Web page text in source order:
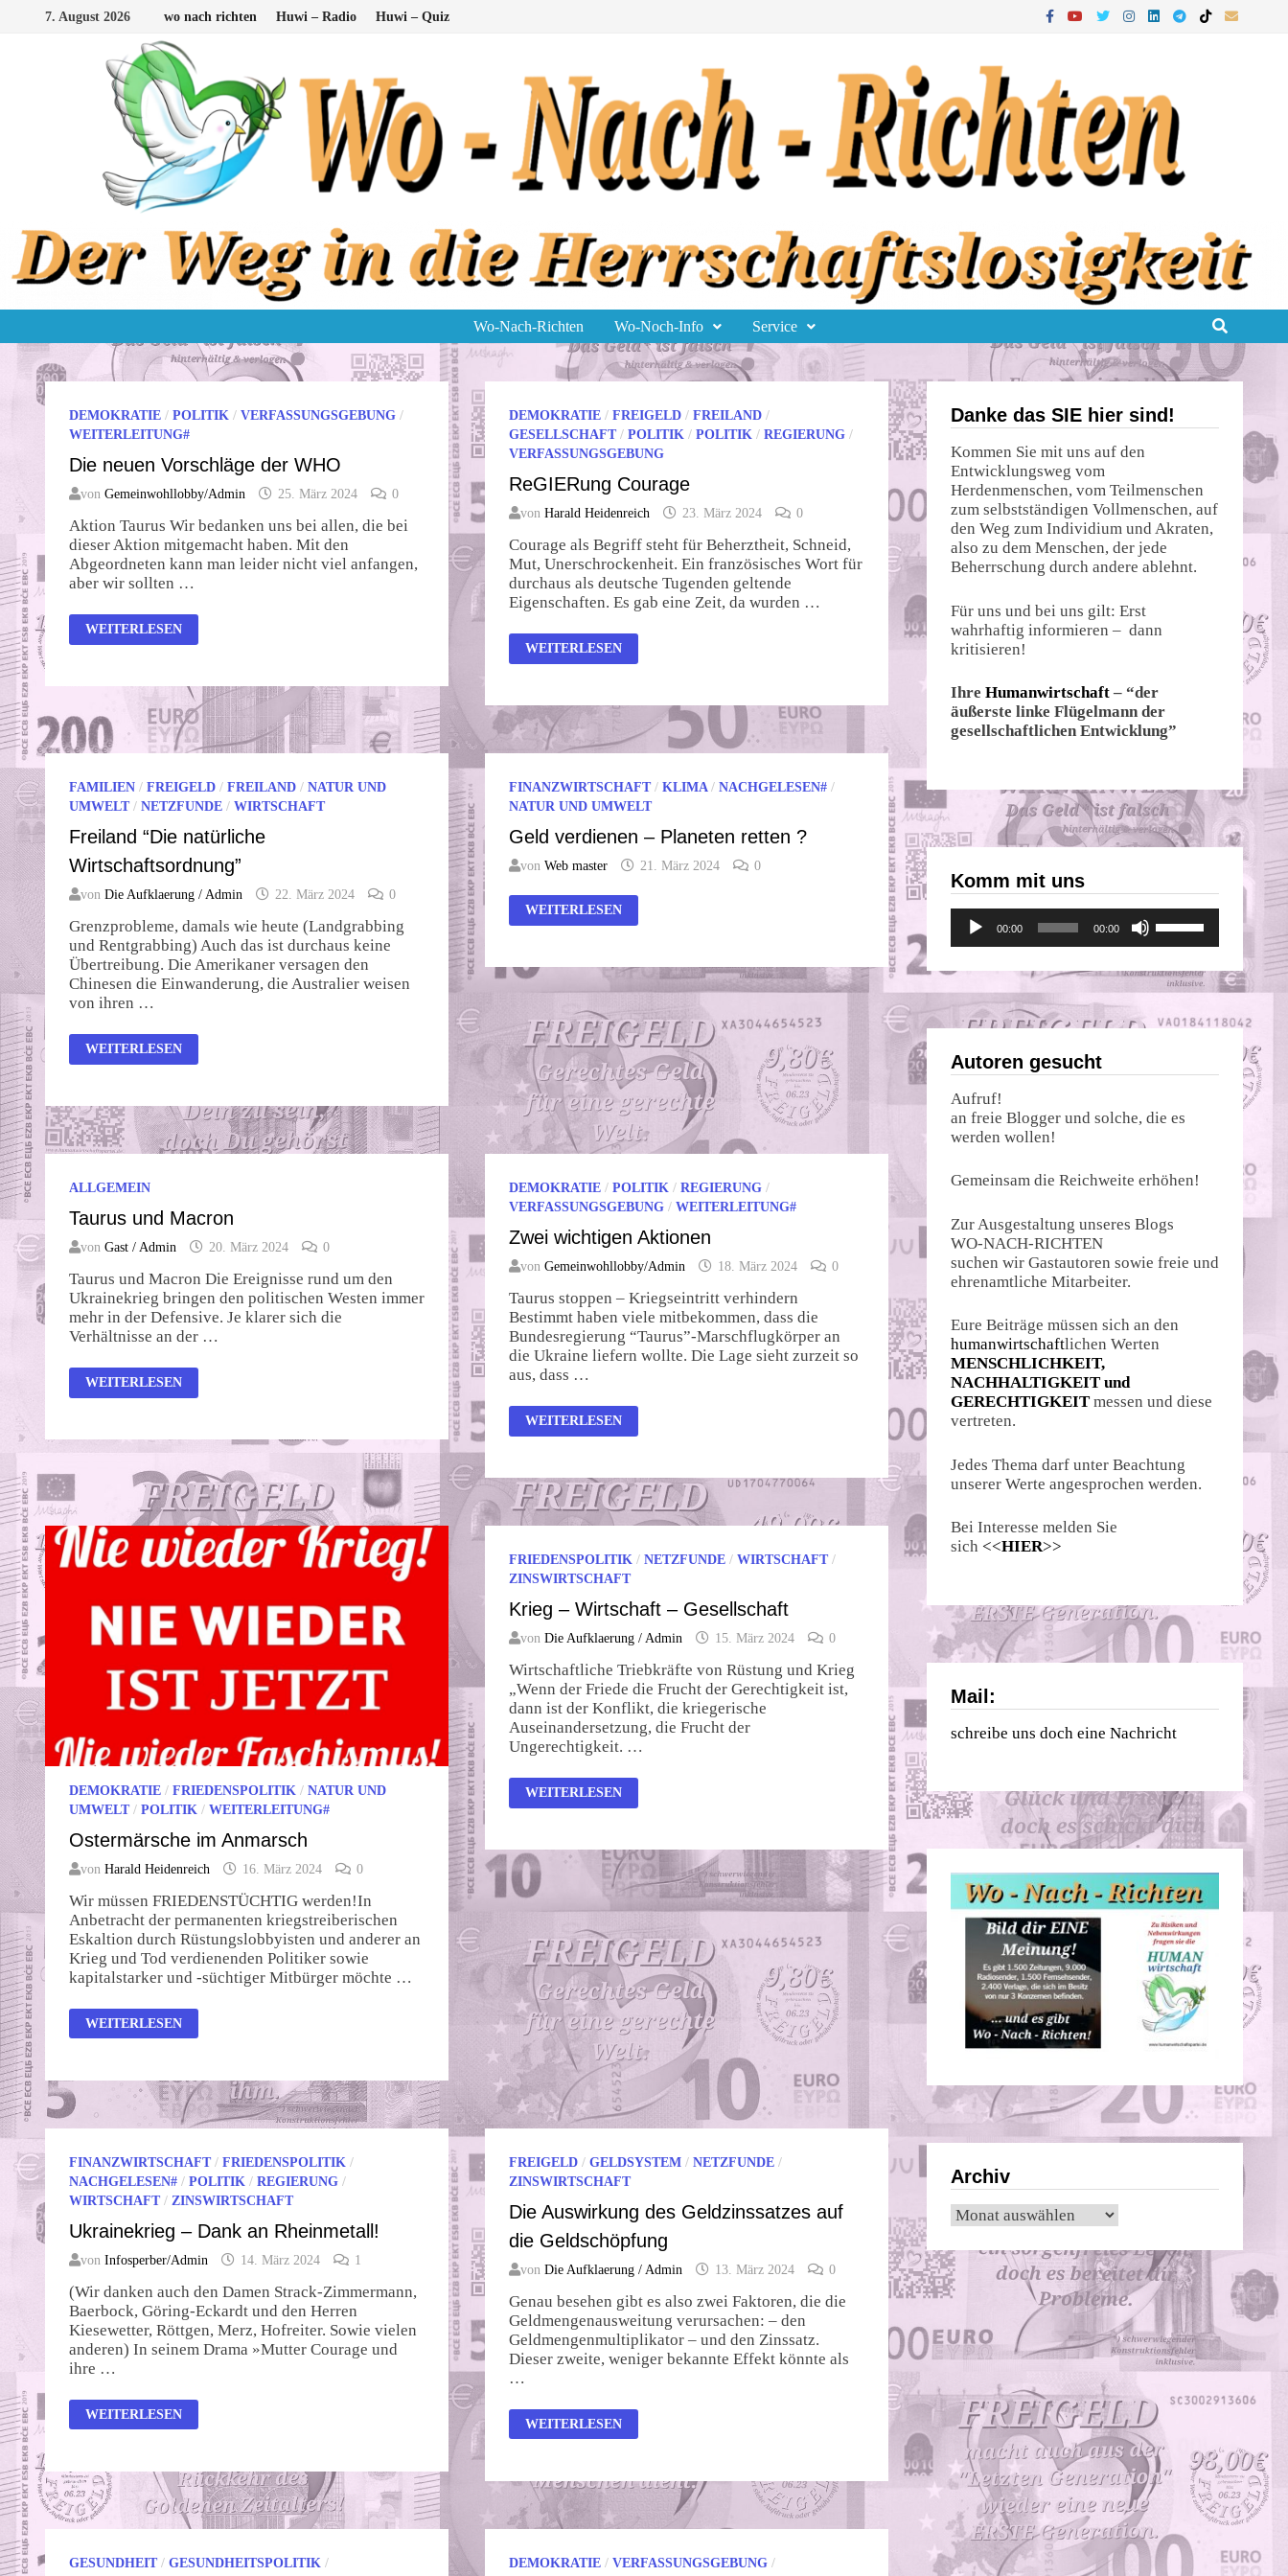
7. August 2026 wo nach richten Huwi – Radio Huwi – Quiz
Wo-Nach-Richten Wo-Noch-Info Service
DEMOKRATIE / POLITIK / VERFASSUNGSGEBUNG /
WEITERLEITUNG#
Die neuen Vorschläge der WHO
von Gemeinwohllobby/Admin 25. März 2024 0
Aktion Taurus Wir bedanken uns bei allen, die bei
dieser Aktion mitgemacht haben. Mit den
Abgeordneten kann man leider nicht viel anfangen,
aber wir sollten …
DIE
NEUEN
WEITERLESEN
DEMOKRATIE/ FREIGELD/ FREILAND/
GESELLSCHAFT/ POLITIK/ POLITIK/ REGIERUNG/
VERFASSUNGSGEBUNG
ReGIERung Courage
von Harald Heidenreich 23. März 2024 0
Courage als Begriff steht für Beherztheit, Schneid,
Mut, Unerschrockenheit. Ein französisches Wort für
durchaus als deutsche Tugenden geltende
Eigenschaften. Es gab eine Zeit, da wurden …
REGIERUNG
COURAGE
WEITERLESEN
FAMILIEN / FREIGELD / FREILAND / NATUR UND
UMWELT/ NETZFUNDE / WIRTSCHAFT
Freiland “Die natürliche
Wirtschaftsordnung”
von Die Aufklaerung / Admin 22. März 2024 0
Grenzprobleme, damals wie heute (Landgrabbing
und Rentgrabbing) Auch das ist durchaus keine
Übertreibung. Die Amerikaner versagen den
Chinesen die Einwanderung, die Australier weisen
von ihren …
FREILAND
“DIE
WEITERLESEN
FINANZWIRTSCHAFT/ KLIMA/ NACHGELESEN#/
NATUR UND UMWELT
Geld verdienen – Planeten retten ?
von Web master 21. März 2024 0
GELD
VERDIENEN
?
WEITERLESEN
ALLGEMEIN
Taurus und Macron
von Gast / Admin 20. März 2024 0
Taurus und Macron Die Ereignisse rund um den
Ukrainekrieg bringen den politischen Westen immer
mehr in der Defensive. Je klarer sich die
Verhältnisse an der …
TAURUS
UND
WEITERLESEN
DEMOKRATIE/ POLITIK/ REGIERUNG/
VERFASSUNGSGEBUNG/ WEITERLEITUNG#
Zwei wichtigen Aktionen
von Gemeinwohllobby/Admin 18. März 2024 0
Taurus stoppen – Kriegseintritt verhindern
Bestimmt haben viele mitbekommen, dass die
Bundesregierung “Taurus”-Marschflugkörper an
die Ukraine liefern wollte. Die Lage sieht zurzeit so
aus, dass …
ZWEI
WICHTIGEN
WEITERLESEN
DEMOKRATIE / FRIEDENSPOLITIK / NATUR UND
UMWELT/ POLITIK / WEITERLEITUNG#
Ostermärsche im Anmarsch
von Harald Heidenreich 16. März 2024 0
Wir müssen FRIEDENSTÜCHTIG werden!In
Anbetracht der permanenten kriegstreiberischen
Eskaltion durch Rüstungslobbyisten und anderer an
Krieg und Tod verdienenden Politiker sowie
kapitalstarker und -süchtiger Mitbürger möchte …
OSTERMÄRSCHE
IM
WEITERLESEN
FRIEDENSPOLITIK/ NETZFUNDE/ WIRTSCHAFT/
ZINSWIRTSCHAFT
Krieg – Wirtschaft – Gesellschaft
von Die Aufklaerung / Admin 15. März 2024 0
Wirtschaftliche Triebkräfte von Rüstung und Krieg
„Wenn der Friede die Frucht der Gerechtigkeit ist,
dann ist der Konflikt, die kriegerische
Auseinandersetzung, die Frucht der
Ungerechtigkeit. …
KRIEG
–
WEITERLESEN
FINANZWIRTSCHAFT/ FRIEDENSPOLITIK /
NACHGELESEN# / POLITIK / REGIERUNG /
WIRTSCHAFT/ ZINSWIRTSCHAFT
Ukrainekrieg – Dank an Rheinmetall!
von Infosperber/Admin 14. März 2024 1
(Wir danken auch den Damen Strack-Zimmermann,
Baerbock, Göring-Eckardt und den Herren
Kiesewetter, Röttgen, Merz, Hofreiter. Sowie vielen
anderen) In seinem Drama »Mutter Courage und
ihre …
UKRAINEKRIEG
–
WEITERLESEN
FREIGELD/ GELDSYSTEM/ NETZFUNDE/
ZINSWIRTSCHAFT
Die Auswirkung des Geldzinssatzes auf
die Geldschöpfung
von Die Aufklaerung / Admin 13. März 2024 0
Genau besehen gibt es also zwei Faktoren, die die
Geldmengenausweitung verursachen: – den
Geldmengenmultiplikator – und den Zinssatz.
Dieser zweite, weniger bekannte Effekt könnte als
…
DIE
AUSWIRKUNG
DIE
GELDSCHÖPFUNG
WEITERLESEN
GESUNDHEIT/ GESUNDHEITSPOLITIK /
DEMOKRATIE/ VERFASSUNGSGEBUNG/
Danke das SIE hier sind!
Kommen Sie mit uns auf den
Entwicklungsweg vom
Herdenmenschen, vom Teilmenschen
zum selbstständigen Vollmenschen, auf
den Weg zum Individium und Akraten,
also zu dem Menschen, der jede
Beherrschung durch andere ablehnt.
Für uns und bei uns gilt: Erst
wahrhaftig informieren – dann
kritisieren!
Ihre Humanwirtschaft – “der
äußerste linke Flügelmann der
gesellschaftlichen Entwicklung”
Komm mit uns
Audio-
Player
00:00 00:00
Hoch/Runter
um
die
zu
Autoren gesucht
Aufruf!
an freie Blogger und solche, die es
werden wollen!
Gemeinsam die Reichweite erhöhen!
Zur Ausgestaltung unseres Blogs
WO-NACH-RICHTEN
suchen wir Gastautoren sowie freie und
ehrenamtliche Mitarbeiter.
Eure Beiträge müssen sich an den
humanwirtschaftlichen Werten
MENSCHLICHKEIT,
NACHHALTIGKEIT und
GERECHTIGKEIT messen und diese
vertreten.
Jedes Thema darf unter Beachtung
unserer Werte angesprochen werden.
Bei Interesse melden Sie
sich <<HIER>>
Mail:
schreibe uns doch eine Nachricht
Archiv
Archiv